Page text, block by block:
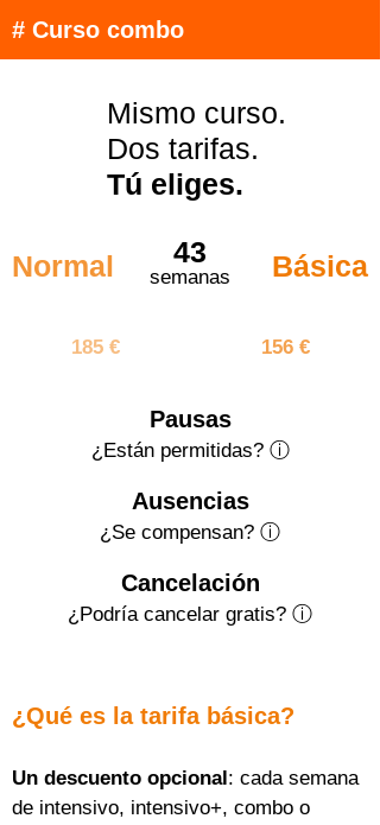
# Curso combo
Mismo curso.
Dos tarifas.
Tú eliges.
Normal 43
semanas
Básica
185 € 156 €
Pausas
¿Están permitidas? ⓘ
Ausencias
¿Se compensan? ⓘ
Cancelación
¿Podría cancelar gratis? ⓘ
¿Qué es la tarifa básica?
Un descuento opcional: cada semana
de intensivo, intensivo+, combo o